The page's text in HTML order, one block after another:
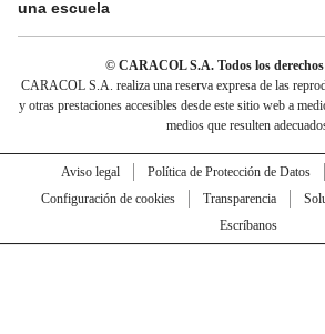
una escuela
© CARACOL S.A. Todos los derechos
CARACOL S.A. realiza una reserva expresa de las
y otras prestaciones accesibles desde este sitio web a
medios que resulten
Aviso legal Política de Protección de Datos
Configuración de cookies
Transparencia
Escríbanos